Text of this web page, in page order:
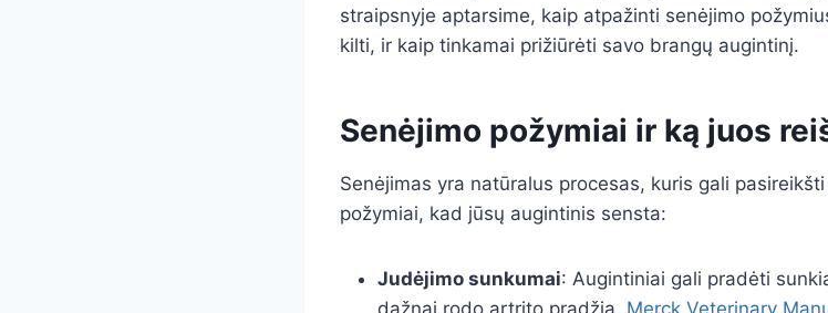
straipsnyje aptarsime, kaip atpažinti senėjimo
kilti, ir kaip tinkamai prižiūrėti savo brangų augintinį.
Senėjimo požymiai ir ką juos
Senėjimas yra natūralus procesas, kuris gali
požymiai, kad jūsų augintinis sensta:
Judėjimo sunkumai: Augintiniai gali pradėti
dažnai rodo artrito pradžią. Merck Veterinary